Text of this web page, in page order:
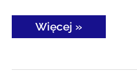
Więcej »